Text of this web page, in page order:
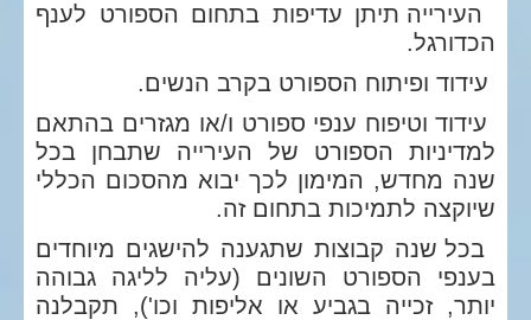
העירייה תיתן עדיפות בתחום הספורט לענף
הכדורגל.
עידוד ופיתוח הספורט בקרב הנשים.
עידוד וטיפוח ענפי ספורט ו/או מגזרים בהתאם
למדיניות הספורט של העירייה שתבחן בכל
שנה מחדש, המימון לכך יבוא מהסכום הכללי
שיוקצה לתמיכות בתחום זה.
בכל שנה קבוצות שתגענה להישגים מיוחדים
בענפי הספורט השונים (עליה לליגה גבוהה
יותר, זכייה בגביע או אליפות וכו'), תקבלנה